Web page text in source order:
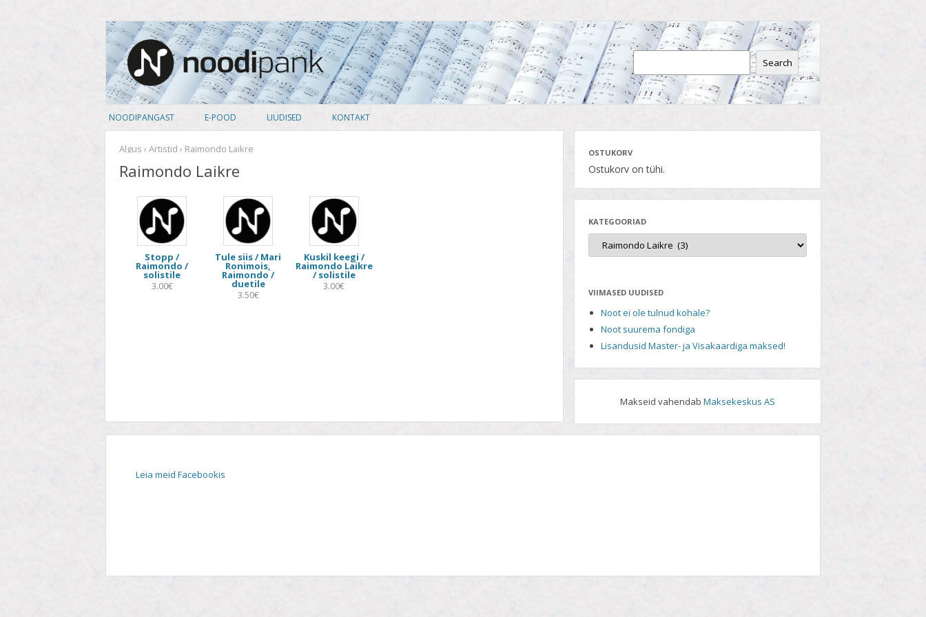
Noodipank
noodipank.ee
Search
content
NOODIPANGAST
TUTVUSTUS
KASUTAJA LEPING
KUIDAS NOOTI OSTA
PRIVAATSUSPOLIITIKA
E-POOD
PEALKIRJAD
AUTORID
ARTISTID
ANSAMBLID
ALBUM
KOOSSEIS
UUDISED KONTAKT
Algus › Artistid › Raimondo Laikre
Raimondo Laikre
Stopp /
Raimondo /
solistile
3.00€
Tule siis / Mari
Ronimois,
Raimondo /
duetile
3.50€
Kuskil keegi /
Raimondo Laikre
/ solistile
3.00€
OSTUKORV
Ostukorv on tühi.
KATEGOORIAD
VIIMASED UUDISED
Noot ei ole tulnud kohale?
Noot suurema fondiga
Lisandusid Master- ja Visakaardiga maksed!
Makseid vahendabMaksekeskus AS
Leia meid Facebookis